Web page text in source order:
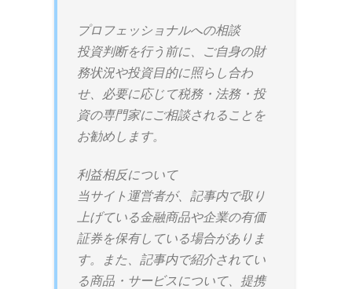
プロフェッショナルへの相談
投資判断を行う前に、ご自身の財
務状況や投資目的に照らし合わ
せ、必要に応じて税務・法務・投
資の専門家にご相談されることを
お勧めします。
利益相反について
当サイト運営者が、記事内で取り
上げている金融商品や企業の有価
証券を保有している場合がありま
す。また、記事内で紹介されてい
る商品・サービスについて、提携